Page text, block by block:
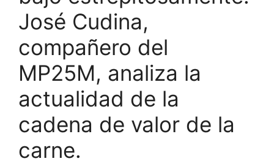
José Cudina,
compañero del
MP25M, analiza la
actualidad de la
cadena de valor de la
carne.